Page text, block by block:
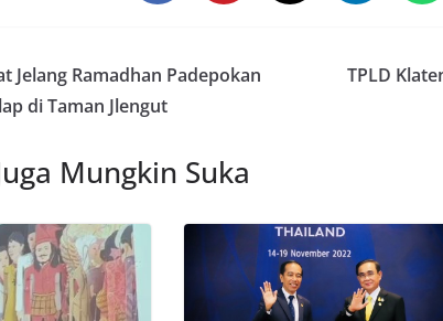
Jelang Ramadhan Padepokan
di Taman Jlengut
TPLD
Mungkin Suka